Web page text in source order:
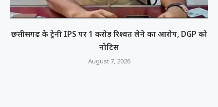
छत्तीसगढ़ के ट्रेनी IPS पर 1 करोड़ रिश्वत लेने का आरोप, DGP को
नोटिस
August 7, 2026